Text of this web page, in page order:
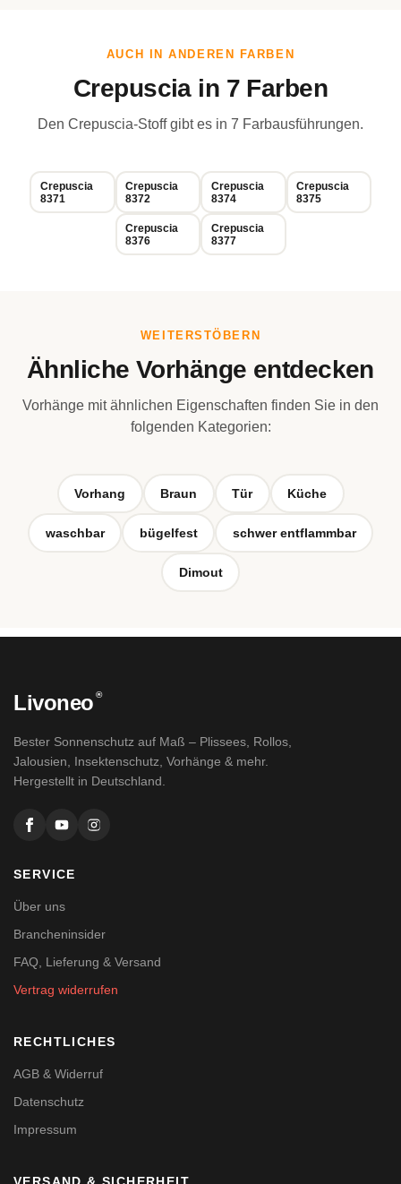
AUCH IN ANDEREN FARBEN
Crepuscia in 7 Farben
Den Crepuscia-Stoff gibt es in 7 Farbausführungen.
Crepuscia
8371
Crepuscia
8372
Crepuscia
8374
Crepuscia
8375
Crepuscia
8376
Crepuscia
8377
WEITERSTÖBERN
Ähnliche Vorhänge entdecken
Vorhänge mit ähnlichen Eigenschaften finden Sie in den
folgenden Kategorien:
Vorhang Braun Tür Küche
waschbar bügelfest schwer entflammbar
Dimout
Livoneo ®
Bester Sonnenschutz auf Maß – Plissees, Rollos,
Jalousien, Insektenschutz, Vorhänge & mehr.
Hergestellt in Deutschland.
SERVICE
Über uns
Brancheninsider
FAQ, Lieferung & Versand
Vertrag widerrufen
RECHTLICHES
AGB & Widerruf
Datenschutz
Impressum